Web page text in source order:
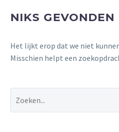
NIKS GEVONDEN
Het lijkt erop dat we niet
Misschien helpt een